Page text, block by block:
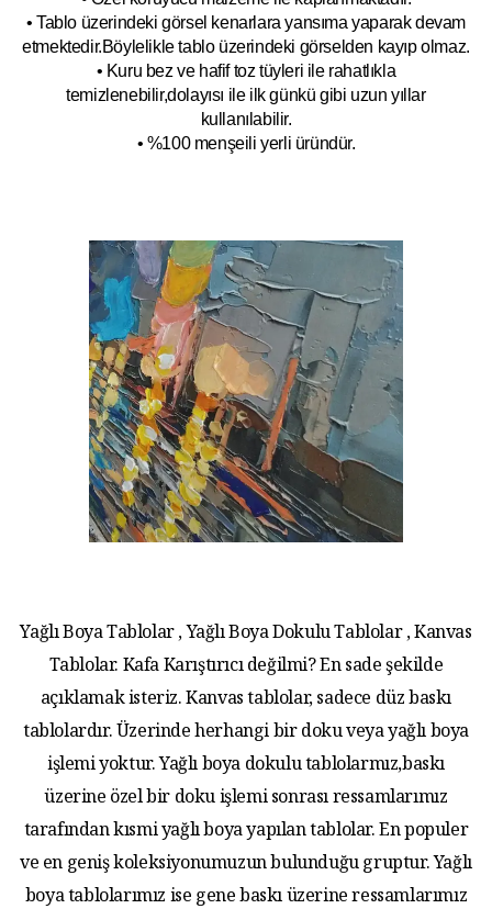
• Tablo üzerindeki görsel kenarlara yansıma yaparak devam
etmektedir.Böylelikle tablo üzerindeki görselden kayıp olmaz.
• Kuru bez ve hafif toz tüyleri ile rahatlıkla
temizlenebilir,dolayısı ile ilkgünkü gibi uzun yıllar
kullanılabilir.
• %100 menşeili yerli üründür.
Yağlı Boya Tablolar , Yağlı Boya Dokulu Tablolar , Kanvas
Tablolar. Kafa Karıştırıcı değilmi? En sade şekilde
açıklamak isteriz. Kanvas tablolar, sadece düz baskı
tablolardır. Üzerinde herhangi bir doku veya yağlı boya
işlemi yoktur. Yağlı boya dokulu tablolarmız,baskı
üzerine özel bir doku işlemi sonrası ressamlarımız
tarafından kısmi yağlı boya yapılan tablolar. En populer
ve en geniş koleksiyonumuzun bulunduğu gruptur. Yağlı
boya tablolarımız ise gene baskı üzerine ressamlarımız